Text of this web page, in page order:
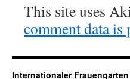
This site uses
comment data is
Internationaler